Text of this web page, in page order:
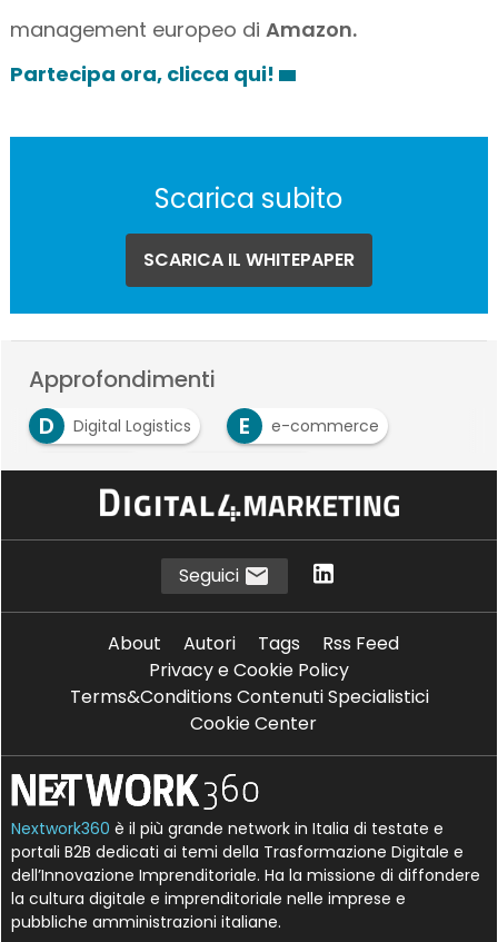
management europeo diAmazon.
Partecipa ora, clicca qui!
Scarica subito
SCARICA IL WHITEPAPER
Approfondimenti
D
Digital Logistics E e-commerce
L logistica L logistica 4.0
trasporti
Seguici
About Autori Tags
Rss Feed
Privacy e Cookie Policy
Terms&Conditions Contenuti Specialistici
Cookie Center
Nextwork360 è il più grande network in Italia di testate e
portali B2B dedicati ai temi della Trasformazione Digitale e
dell’Innovazione Imprenditoriale. Ha la missione di diffondere
la cultura digitale e imprenditoriale nelle imprese e
pubbliche amministrazioni italiane.